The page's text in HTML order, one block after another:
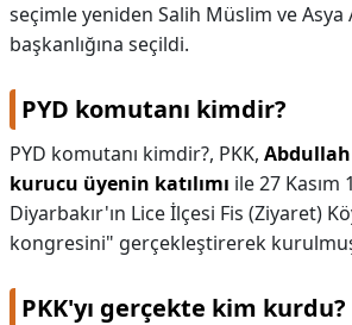
seçimle yeniden Salih Müslim ve Asya
başkanlığına seçildi.
PYD komutanı kimdir?
PYD komutanı kimdir?, PKK, Abdullah
kurucu üyenin katılımı ile 27 Kasım
Diyarbakır'ın Lice İlçesi Fis (Ziyaret)
kongresini" gerçekleştirerek
PKK'yı gerçekte kim kurdu?